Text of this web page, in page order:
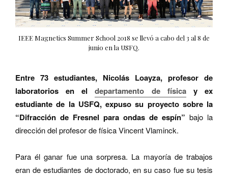
IEEE Magnetics Summer School 2018 se llevó a cabo del 3 al 8 de
junio en la USFQ.
Entre 73 estudiantes, Nicolás Loayza, profesor de
laboratorios en eldepartamento de físicay ex
estudiante de la USFQ, expuso su proyecto sobre la
“Difracción de Fresnel para ondas de espín” bajo la
dirección del profesor de física Vincent Vlaminck.
Para él ganar fue una sorpresa. La mayoría de trabajos
eran de estudiantes de doctorado, en su caso fue su tesis